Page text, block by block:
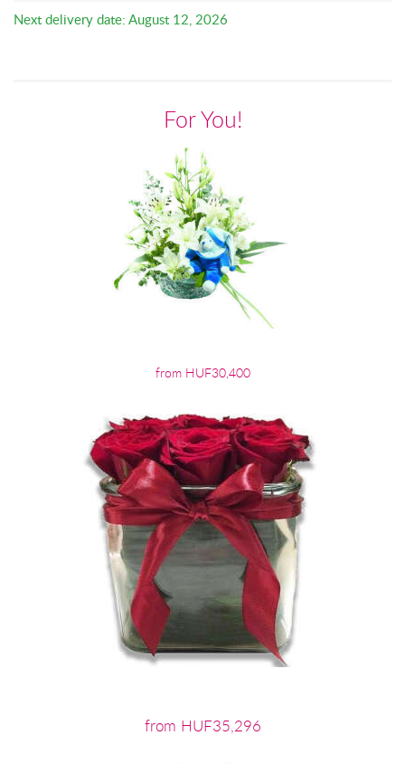
Next delivery date: August 12, 2026
For You!
from HUF30,400
from HUF35,296